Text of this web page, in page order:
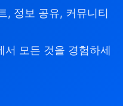
, 정보 공유, 커뮤니티
서 모든 것을 경험하세